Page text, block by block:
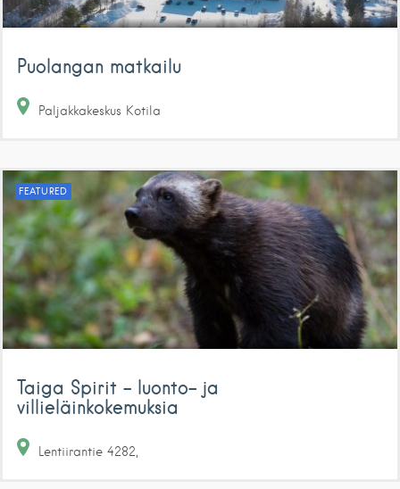
Puolangan matkailu
Paljakkakeskus Kotila
FEATURED
Taiga Spirit – luonto- ja
villieläinkokemuksia
Lentiirantie 4282